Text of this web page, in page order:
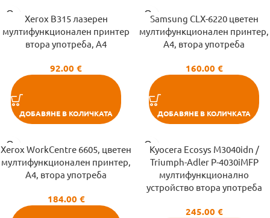
Xerox B315 лазерен
мултифункционален принтер
втора употреба, A4
92.00 €
ДОБАВЯНЕ В КОЛИЧКАТА
Samsung CLX-6220 цветен
мултифункционален принтер,
A4, втора употреба
160.00 €
ДОБАВЯНЕ В КОЛИЧКАТА
Xerox WorkCentre 6605, цветен
мултифункционален принтер,
A4, втора употреба
184.00 €
Kyocera Ecosys M3040idn /
Triumph-Adler P-4030iMFP
мултифункционално
устройство втора употреба
245.00 €